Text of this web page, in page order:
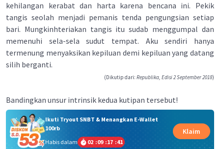
kehilangan kerabat dan harta karena bencana ini. Pekik
tangis seolah menjadi pemanis tenda pengungsian setiap
bari. Mungkinhteriakan tangis itu sudab menggumpal dan
memenuhi sela-sela sudut tempat. Aku sendiri hanya
termenung menyaksikan kepiluan demi kepiluan yang datang
silih berganti.
(Dikutip dari: Republika, Edisi 2 September 2018)
Bandingkan unsur intrinsik kedua kutipan tersebut!
Ikuti Tryout SNBT & Menangkan E-Wallet
100rb
Habis dalam
02 :09 :17 :40
Klaim